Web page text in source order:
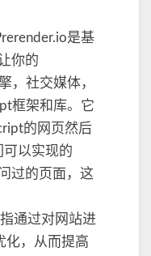
是基
你的
，社交媒体，
框架和库。它
的网页然后
以实现的
过的页面，这
通过对网站进
化，从而提高